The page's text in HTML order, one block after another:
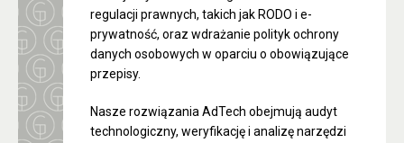
regulacji prawnych, takich jak RODO i e-
prywatność, oraz wdrażanie polityk ochrony
danych osobowych w oparciu o obowiązujące
przepisy.
Nasze rozwiązania AdTech obejmują audyt
technologiczny, weryfikację i analizę narzędzi